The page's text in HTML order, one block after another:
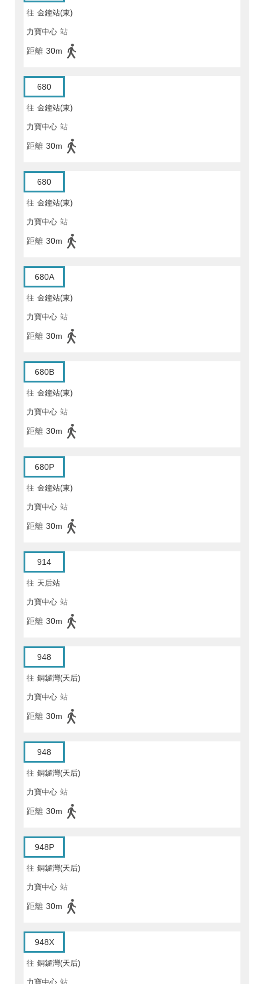
往 金鐘站(東)
力寶中心 站
距離 30m
680
往 金鐘站(東)
力寶中心 站
距離 30m
680
往 金鐘站(東)
力寶中心 站
距離 30m
680A
往 金鐘站(東)
力寶中心 站
距離 30m
680B
往 金鐘站(東)
力寶中心 站
距離 30m
680P
往 金鐘站(東)
力寶中心 站
距離 30m
914
往 天后站
力寶中心 站
距離 30m
948
往 銅鑼灣(天后)
力寶中心 站
距離 30m
948
往 銅鑼灣(天后)
力寶中心 站
距離 30m
948P
往 銅鑼灣(天后)
力寶中心 站
距離 30m
948X
往 銅鑼灣(天后)
力寶中心 站